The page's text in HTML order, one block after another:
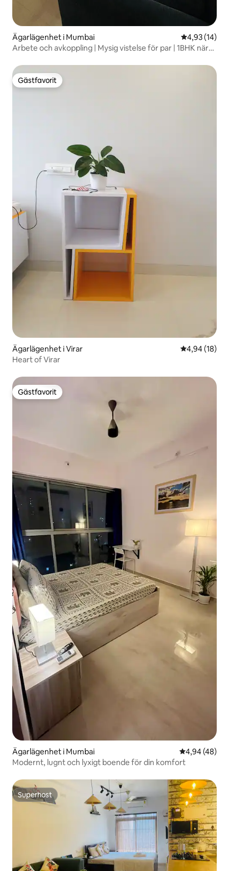
Ägarlägenhet i Mumbai 4,93 av 5 i
4,93 (14)
Arbete och avkoppling | Mysig vistelse för par | 1BHK nära
Gästfavorit
Gästfavorit
Ägarlägenhet i Virar 4,94 av 5 i
4,94 (18)
Heart of Virar
Gästfavorit
Gästfavorit
Ägarlägenhet i Mumbai 4,94 av 5 i
4,94 (48)
Modernt, lugnt och lyxigt boende för din komfort
Superhost
Superhost